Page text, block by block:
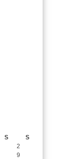
S S
2
9